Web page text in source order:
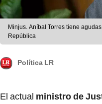
Minjus. Aníbal Torres tiene
República
Política LR
El actual ministro de